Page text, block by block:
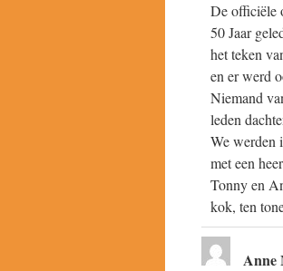
De officiële
50 Jaar
het teken
en er werd
Niemand
leden
We werden
met een
Tonny en
kok, ten
Anne